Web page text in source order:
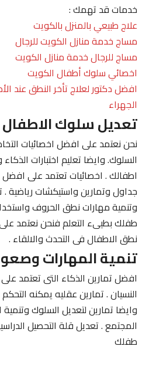
خدمات قد تهمك :
علاج طبيعي بالمنزل بالكويت
مساج خدمة منازل الكويت للرجال
مساج للرجال خدمة منازل الكويت
اخصائي سلوك أطفال الكويت
افضل دكتور لعلاج تأخر النطق عند
الجهراء
تعديل سلوك
نحن نعتمد على افضل اخصائيات
السلوك. وايضا تعليم اختبارات
اطفالك . اخصائيات تعتمد على افضل
جداول وتمارين واستيكشات رياضية
وتنمية مهارات نطق الحروف
طفلك بطيىء التعلم فنحن نعتمد
نطق الاطفال فى التحدث والالقاء .
تنمية المهارات
افضل تمارين الذكاء التى تعتمد
النسيان . تمارين عقليه يمكنه
وايضا تمارين لتعديل السلوك
المجتمع . تعديل قلة التحصيل
طفلك